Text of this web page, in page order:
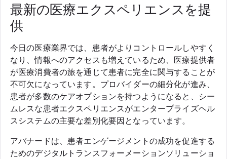
最新の医療エクスペリエンスを提
供
今日の医療業界では、患者がよりコントロールしやすく
なり、情報へのアクセスも増えているため、医療提供者
が医療消費者の旅を通じて患者に完全に関与することが
不可欠になっています。プロバイダーの細分化が進み、
患者が多数のケアオプションを持つようになると、シー
ムレスな患者エクスペリエンスがエンタープライズヘル
スシステムの主要な差別化要因となっています。
アバナードは、患者エンゲージメントの成功を促進する
ためのデジタルトランスフォーメーションソリューショ